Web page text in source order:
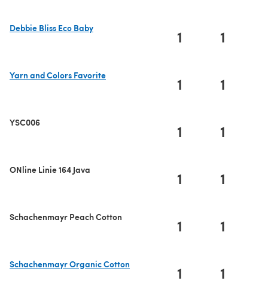
Debbie Bliss Eco Baby
1 1
Yarn and Colors Favorite
1 1
YSC006 1 1
ONline Linie 164 Java 1 1
Schachenmayr Peach Cotton 1 1
Schachenmayr Organic Cotton
1 1